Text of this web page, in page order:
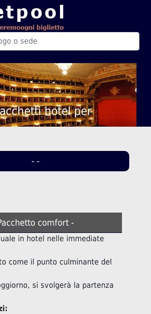
hotel per
- -
comfort -
in hotel nelle immediate
come il punto culminante del
si svolgerà la partenza